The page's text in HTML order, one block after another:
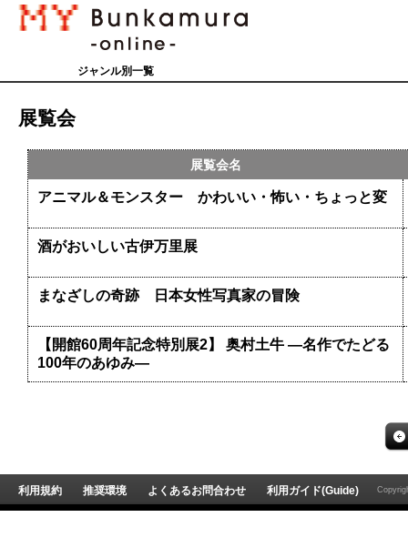
ジャンル別一覧
展覧会
展覧会名
アニマル＆モンスター かわいい・怖い・ちょっと変
酒がおいしい古伊万里展
まなざしの奇跡 日本女性写真家の冒険
【開館60周年記念特別展2】 奥村土牛 ―名作でたどる
100年のあゆみ―
利用規約 推奨環境 よくあるお問合わせ 利用ガイド(Guide)